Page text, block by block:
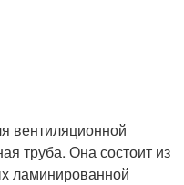
вентиляционной
труба. Она состоит из
ламинированной